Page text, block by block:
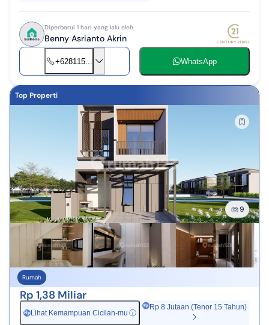
Diperbarui 1 hari yang lalu oleh
Benny Asrianto Akrin
+628115... WhatsApp
Top Properti
9
Rumah
Rp 1,38 Miliar
Rp Lihat Kemampuan Cicilan-mu ⓘ
Rp 8 Jutaan (Tenor 15 Tahun)